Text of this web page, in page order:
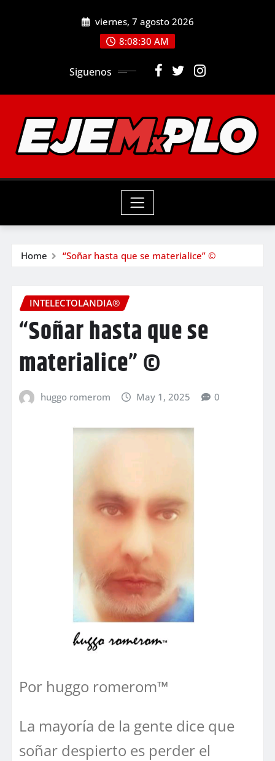
viernes, 7 agosto 2026
8:08:32 AM
Siguenos
Home “Soñar hasta que se materialice” ©
INTELECTOLANDIA®
“Soñar hasta que se
materialice” ©
huggo romerom May 1, 2025 0
Por huggo romerom™
La mayoría de la gente dice que
soñar despierto es perder el